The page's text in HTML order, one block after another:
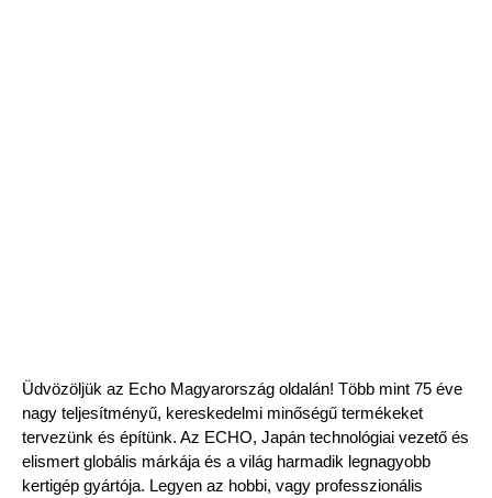
Üdvözöljük az Echo Magyarország oldalán! Több mint 75 éve
nagy teljesítményű, kereskedelmi minőségű termékeket
tervezünk és építünk. Az ECHO, Japán technológiai vezető és
elismert globális márkája és a világ harmadik legnagyobb
kertigép gyártója. Legyen az hobbi, vagy professzionális